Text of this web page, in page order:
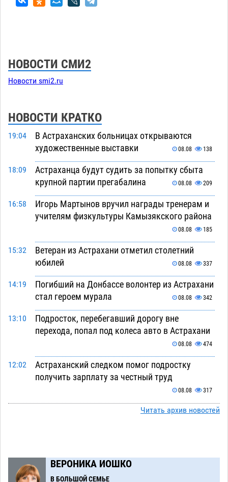
НОВОСТИ СМИ2
Новости smi2.ru
НОВОСТИ КРАТКО
19:04
В Астраханских больницах открываются
художественные выставки
08.08 138
18:09
Астраханца будут судить за попытку сбыта
крупной партии прегабалина
08.08 209
16:58
Игорь Мартынов вручил награды тренерам и
учителям физкультуры Камызякского района
08.08 185
15:32
Ветеран из Астрахани отметил столетний
юбилей
08.08 337
14:19
Погибший на Донбассе волонтер из Астрахани
стал героем мурала
08.08 342
13:10
Подросток, перебегавший дорогу вне
перехода, попал под колеса авто в Астрахани
08.08 474
12:02
Астраханский следком помог подростку
получить зарплату за честный труд
08.08 317
Фаворитская ноша: астраханские
09:00
Лидеры чеченской диаспоры в Астрахани
осудили выходку молодого лихача с улицы
Читать архив новостей
ВЕРОНИКА ИОШКО
В БОЛЬШОЙ СЕМЬЕ